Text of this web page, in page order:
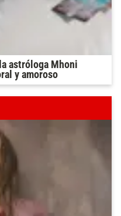
astróloga Mhoni
y amoroso